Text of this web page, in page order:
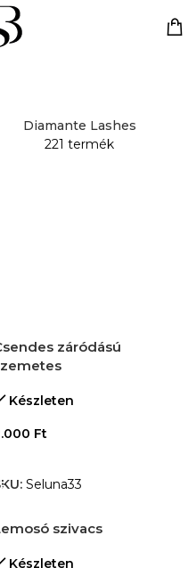
Diamante Lashes
221 termék
záródású
Készleten
Ft
Seluna33
szivacs
Készleten